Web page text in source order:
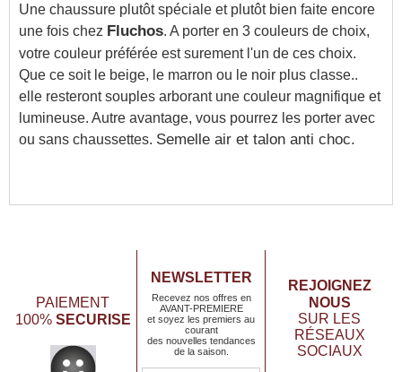
Une chaussure plutôt spéciale et plutôt bien faite encore
une fois chez Fluchos. A porter en 3 couleurs de choix,
votre couleur préférée est surement l'un de ces choix.
Que ce soit le beige, le marron ou le noir plus classe..
elle resteront souples arborant une couleur magnifique et
lumineuse. Autre avantage, vous pourrez les porter avec
ou sans chaussettes. Semelle air et talon anti choc.
PAIEMENT
100% SECURISE
NEWSLETTER
Recevez nos offres en
AVANT-PREMIERE
et soyez les premiers au
courant
des nouvelles tendances
de la saison.
REJOIGNEZ
NOUS
SUR LES
RÉSEAUX
SOCIAUX